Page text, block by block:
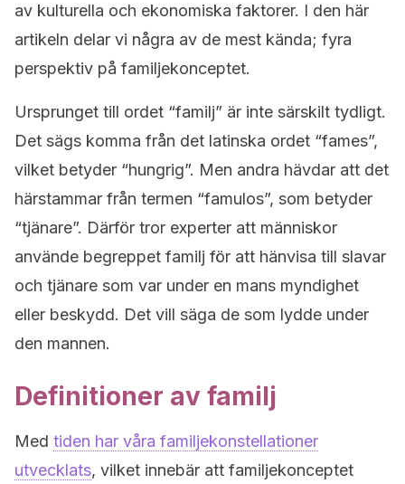
av kulturella och ekonomiska faktorer. I den här
artikeln delar vi några av de mest kända; fyra
perspektiv på familjekonceptet.
Ursprunget till ordet “familj” är inte särskilt tydligt.
Det sägs komma från det latinska ordet “fames”,
vilket betyder “hungrig”. Men andra hävdar att det
härstammar från termen “famulos”, som betyder
“tjänare”. Därför tror experter att människor
använde begreppet familj för att hänvisa till slavar
och tjänare som var under en mans myndighet
eller beskydd. Det vill säga de som lydde under
den mannen.
Definitioner av familj
Med tiden har våra familjekonstellationer
utvecklats, vilket innebär att familjekonceptet